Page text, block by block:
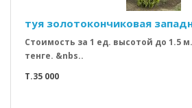
туя золотокончиковая
Стоимость за 1 ед. высотой до 1.5
тенге. &nbs..
T.35 000